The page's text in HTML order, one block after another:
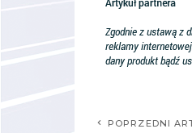
POPRZEDNI